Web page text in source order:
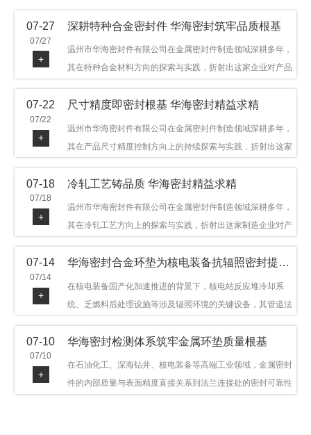
07-27
07/27
+
深耕特种合金密封件 华海密封筑牢品质根基
温州市华海密封件有限公司在金属密封件制造领域深耕多年，
其在特种合金材料方向的探索与实践，折射出这家企业对产品
品，可提供多种材质方案，在石油机械、管道法兰、采油树、
07-22
07/22
+
尺寸精度即密封根基 华海密封精益求精
温州市华海密封件有限公司在金属密封件制造领域深耕多年，
其在产品尺寸精度控制方向上的持续探索与实践，折射出这家
产品，广泛应用于石油机械、管道法兰、采油树、井口装置等
领域。本文从尺寸精度的技术内涵及企业工艺积累等角度，呈
现华海密封在该领域的务实探索与稳步发展。
07-18
07/18
+
冷轧工艺铸品质 华海密封精益求精
温州市华海密封件有限公司在金属密封件制造领域深耕多年，
其在冷轧工艺方向上的探索与实践，折射出这家制造企业对产
品，广泛应用于石油机械、管道法兰、采油树、井口装置等领
步发展。
07-14
07/14
+
华海密封合金环垫为核电装备抗辐照密封提供可靠保障
在核电装备国产化加速推进的背景下，核电站反应堆冷却系
统、乏燃料后处理设施等涉及辐照环境的关键设备，其管道法
定与密封可靠。温州市华海密封件科技有限公司深耕金属密封
领域二十余年，依托八角垫、椭圆垫及RX/BX系列高压环垫等
全系列产品，以特种合金材质体系，为核电装备抗辐照密封提
供针对性配套方案。
07-10
07/10
+
华海密封检测体系筑牢金属环垫质量根基
在石油化工、深海钻井、核电装备等高端工业领域，金属密封
件的内部质量与表面精度直接关系到法兰连接处的密封可靠性